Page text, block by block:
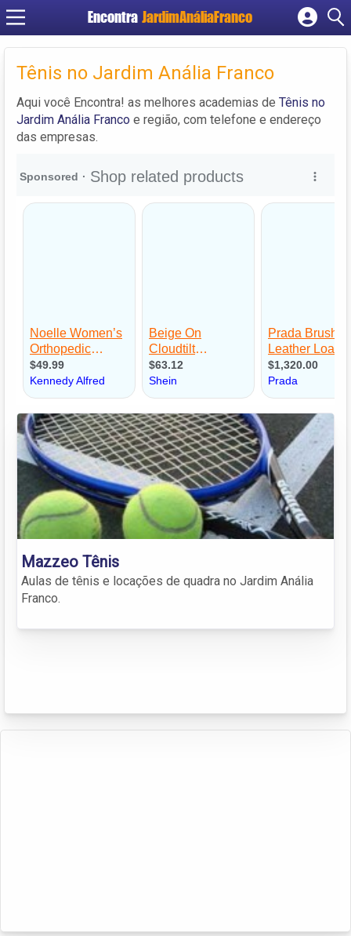
Encontra JardimAnáliaFranco
Cadastrar empresa
Criar conta
Tênis no Jardim Anália Franco
Aqui você Encontra! as melhores academias de Tênis no
Jardim Anália Franco e região, com telefone e endereço
das empresas.
Mazzeo Tênis
Aulas de tênis e locações de quadra no Jardim Anália
Franco.